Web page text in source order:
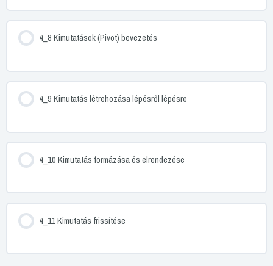
4_8 Kimutatások (Pivot) bevezetés
4_9 Kimutatás létrehozása lépésről lépésre
4_10 Kimutatás formázása és elrendezése
4_11 Kimutatás frissítése